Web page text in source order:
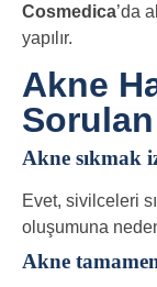
Cosmedica’da
yapılır.
Akne
Akne sıkmak
Evet, sivilceleri
oluşumuna
Akne